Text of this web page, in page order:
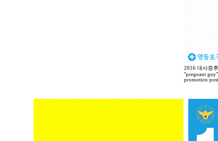
2016 대사증
"pregnant
promotion